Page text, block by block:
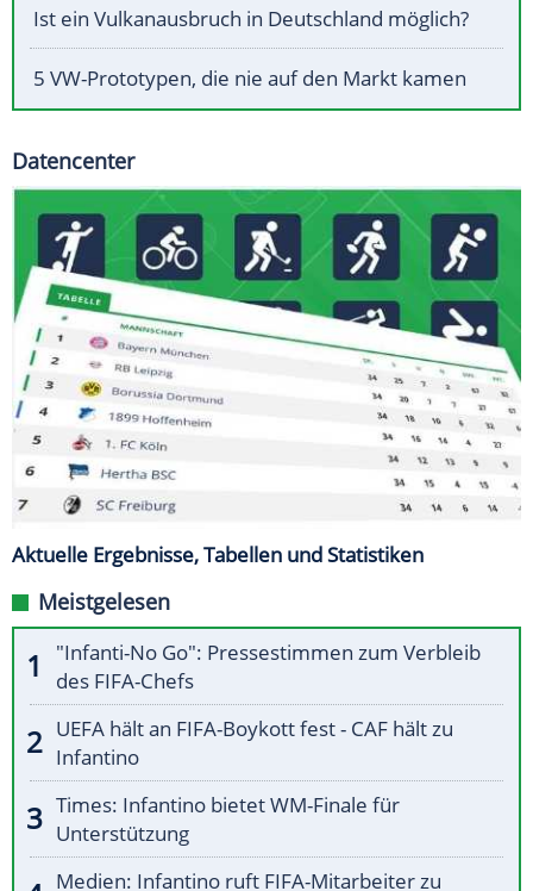
Ist ein Vulkanausbruch in Deutschland möglich?
5 VW-Prototypen, die nie auf den Markt kamen
Datencenter
Aktuelle Ergebnisse, Tabellen und Statistiken
Meistgelesen
"Infanti-No Go": Pressestimmen zum Verbleib
des FIFA-Chefs
UEFA hält an FIFA-Boykott fest - CAF hält zu
Infantino
Times: Infantino bietet WM-Finale für
Unterstützung
Medien: Infantino ruft FIFA-Mitarbeiter zu